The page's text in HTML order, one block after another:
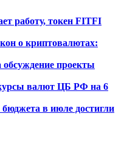
работу, токен FITFI
о криптовалютах:
проекты
валют ЦБ РФ на 6
в июле достигли